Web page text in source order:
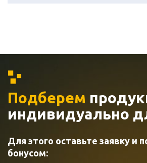
Подберем
индивидуально
Для этого оставьте заявку и
бонусом: